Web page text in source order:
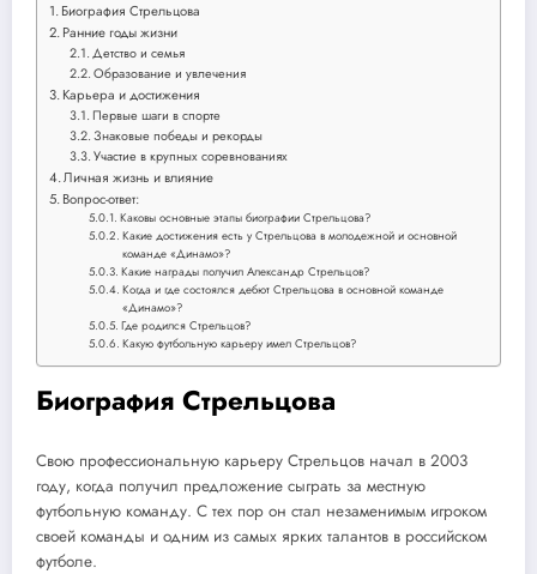
Биография Стрельцова
Ранние годы жизни
Детство и семья
Образование и увлечения
Карьера и достижения
Первые шаги в спорте
Знаковые победы и рекорды
Участие в крупных соревнованиях
Личная жизнь и влияние
Вопрос-ответ:
Каковы основные этапы биографии Стрельцова?
Какие достижения есть у Стрельцова в молодежной и основной
команде «Динамо»?
Какие награды получил Александр Стрельцов?
Когда и где состоялся дебют Стрельцова в основной команде
«Динамо»?
Где родился Стрельцов?
Какую футбольную карьеру имел Стрельцов?
Биография Стрельцова
Свою профессиональную карьеру Стрельцов начал в 2003
году, когда получил предложение сыграть за местную
футбольную команду. С тех пор он стал незаменимым игроком
своей команды и одним из самых ярких талантов в российском
футболе.